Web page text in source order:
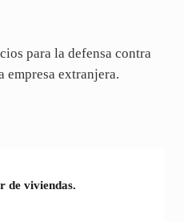
para la defensa contra
empresa extranjera.
de viviendas.